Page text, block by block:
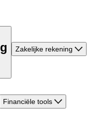
Zakelijke rekening
Financiële tools